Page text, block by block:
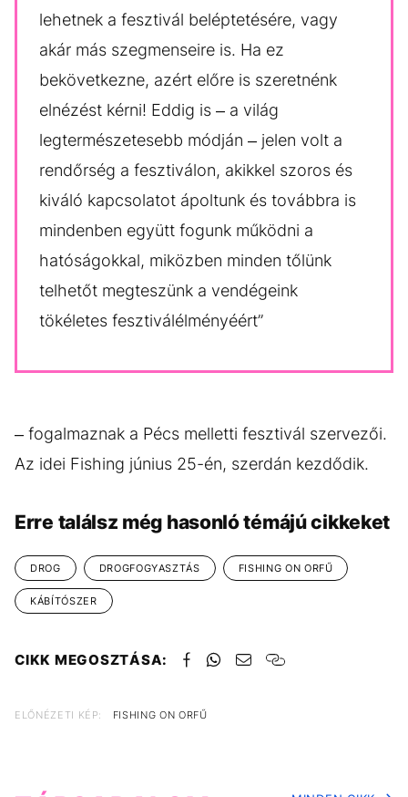
lehetnek a fesztivál beléptetésére, vagy
akár más szegmenseire is. Ha ez
bekövetkezne, azért előre is szeretnénk
elnézést kérni! Eddig is – a világ
legtermészetesebb módján – jelen volt a
rendőrség a fesztiválon, akikkel szoros és
kiváló kapcsolatot ápoltunk és továbbra is
mindenben együtt fogunk működni a
hatóságokkal, miközben minden tőlünk
telhetőt megteszünk a vendégeink
tökéletes fesztiválélményéért”
– fogalmaznak a Pécs melletti fesztivál szervezői.
Az idei Fishing június 25-én, szerdán kezdődik.
Erre találsz még hasonló témájú cikkeket
DROG DROGFOGYASZTÁS FISHING ON ORFŰ
KÁBÍTÓSZER
CIKK MEGOSZTÁSA:
ELŐNÉZETI KÉP: FISHING ON ORFŰ